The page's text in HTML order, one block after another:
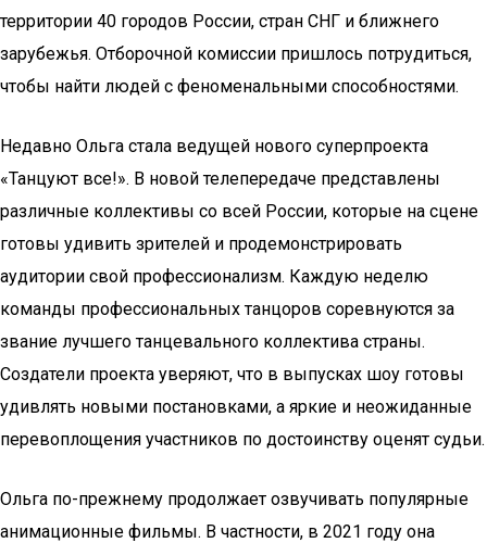
территории 40 городов России, стран СНГ и ближнего
зарубежья. Отборочной комиссии пришлось потрудиться,
чтобы найти людей с феноменальными способностями.
Недавно Ольга стала ведущей нового суперпроекта
«Танцуют все!». В новой телепередаче представлены
различные коллективы со всей России, которые на сцене
готовы удивить зрителей и продемонстрировать
аудитории свой профессионализм. Каждую неделю
команды профессиональных танцоров соревнуются за
звание лучшего танцевального коллектива страны.
Создатели проекта уверяют, что в выпусках шоу готовы
удивлять новыми постановками, а яркие и неожиданные
перевоплощения участников по достоинству оценят судьи.
Ольга по-прежнему продолжает озвучивать популярные
анимационные фильмы. В частности, в 2021 году она